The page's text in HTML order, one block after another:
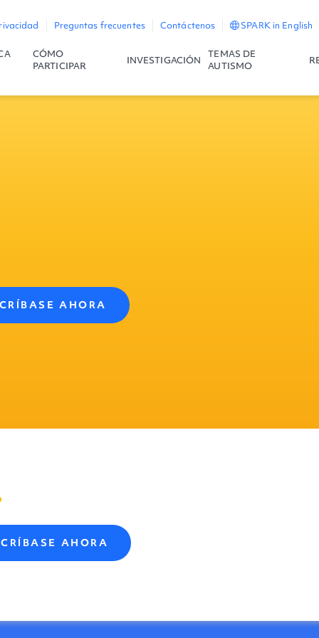
Preguntas frecuentes Contáctenos SPARK in English
CÓMO
PARTICIPAR
INVESTIGACIÓN
TEMAS DE
AUTISMO
AHORA
AHORA